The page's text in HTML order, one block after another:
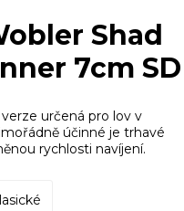
Shad
7cm SD
určená pro lov v
účinné je trhavé
rychlosti navíjení.